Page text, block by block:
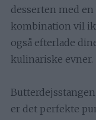
desserten med
kombination vil
også efterlade
kulinariske evner.
er det perfekte